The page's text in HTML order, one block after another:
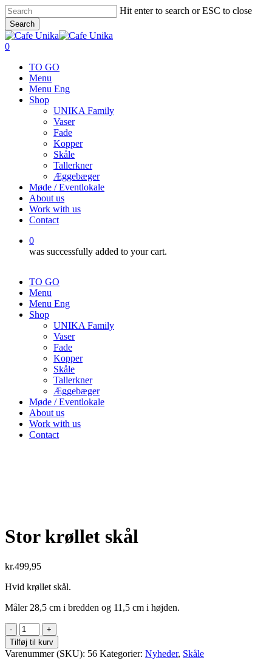
Skip
to
main
content
Hit enter to search or ESC to close
Search
Close
Search
0
TO GO
Menu
Menu Eng
Shop
UNIKA Family
Vaser
Fade
Kopper
Skåle
Tallerkner
Æggebæger
Møde / Eventlokale
About us
Work with us
Contact
0
was successfully added to your cart.
TO GO
Menu
Menu Eng
Shop
UNIKA Family
Vaser
Fade
Kopper
Skåle
Tallerkner
Æggebæger
Møde / Eventlokale
About us
Work with us
Contact
Stor krøllet skål
kr.499,95
Hvid krøllet skål.
Måler 28,5 cm i bredden og 11,5 cm i højden.
Stor
krøllet
skål
antal
Tilføj til kurv
Varenummer (SKU): 56 Kategorier: Nyheder, Skåle